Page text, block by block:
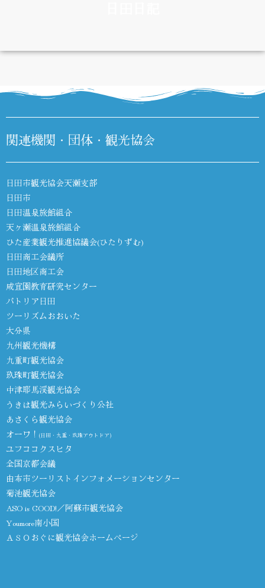
DIARY
関連機関・団体・観光協会
日田市観光協会天瀬支部
日田市
日田温泉旅館組合
天ヶ瀬温泉旅館組合
ひた産業観光推進協議会(ひたりずむ)
日田商工会議所
日田地区商工会
咸宜園教育研究センター
パトリア日田
ツーリズムおおいた
大分県
九州観光機構
九重町観光協会
玖珠町観光協会
中津耶馬渓観光協会
うきは観光みらいづくり公社
あさくら観光協会
オーワ！ (日田・九重・玖珠アウトドア)
ユフココクスヒタ
全国京都会議
由布市ツーリストインフォメーションセンター
菊池観光協会
ASO is GOOD!／阿蘇市観光協会
Youmore南小国
ＡＳＯおぐに観光協会ホームページ